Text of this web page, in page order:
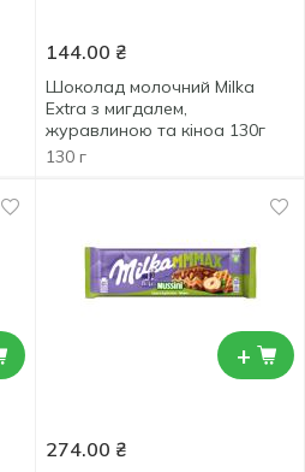
144.00 ₴
Шоколад молочний Milka
Extra з мигдалем,
журавлиною та кіноа 130г
130 г
+
274.00 ₴